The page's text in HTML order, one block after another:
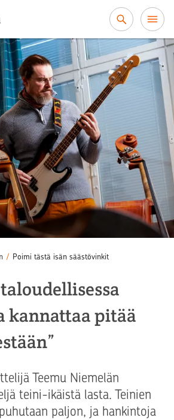
/ Poimi tästä isän säästövinkit
kannattaa pitää
Teemu Niemelän
teini-ikäistä lasta. Teinien
paljon, ja hankintoja